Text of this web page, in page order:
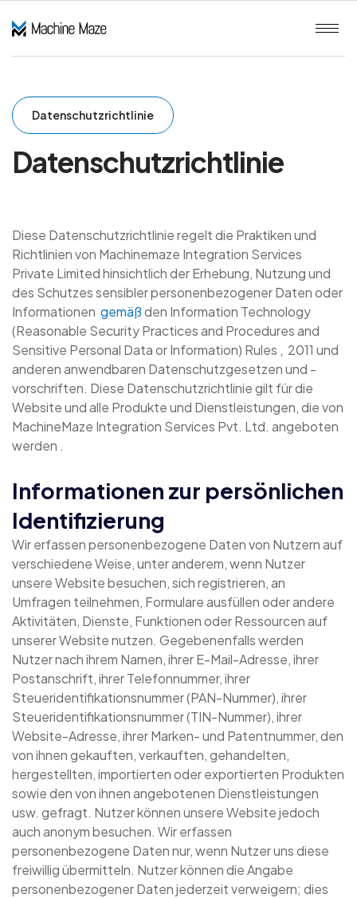
Datenschutzrichtlinie
Datenschutzrichtlinie
Diese Datenschutzrichtlinie regelt die Praktiken und
Richtlinien von Machinemaze Integration Services
Private Limited hinsichtlich der Erhebung, Nutzung und
des Schutzes sensibler personenbezogener Daten oder
Informationen gemäßden Information Technology
(Reasonable Security Practices and Procedures and
Sensitive Personal Data or Information) Rules , 2011 und
anderen anwendbaren Datenschutzgesetzen und -
vorschriften. Diese Datenschutzrichtlinie gilt für die
Website und alle Produkte und Dienstleistungen, die von
MachineMaze Integration Services Pvt. Ltd. angeboten
werden .
Informationen zur persönlichen
Identifizierung
Wir erfassen personenbezogene Daten von Nutzern auf
verschiedene Weise, unter anderem, wenn Nutzer
unsere Website besuchen, sich registrieren, an
Umfragen teilnehmen, Formulare ausfüllen oder andere
Aktivitäten, Dienste, Funktionen oder Ressourcen auf
unserer Website nutzen. Gegebenenfalls werden
Nutzer nach ihrem Namen, ihrer E-Mail-Adresse, ihrer
Postanschrift, ihrer Telefonnummer, ihrer
Steueridentifikationsnummer (PAN-Nummer), ihrer
Steueridentifikationsnummer (TIN-Nummer), ihrer
Website-Adresse, ihrer Marken- und Patentnummer, den
von ihnen gekauften, verkauften, gehandelten,
hergestellten, importierten oder exportierten Produkten
sowie den von ihnen angebotenen Dienstleistungen
usw. gefragt. Nutzer können unsere Website jedoch
auch anonym besuchen. Wir erfassen
personenbezogene Daten nur, wenn Nutzer uns diese
freiwillig übermitteln. Nutzer können die Angabe
personenbezogener Daten jederzeit verweigern; dies